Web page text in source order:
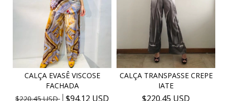
CALÇA EVASÊ VISCOSE
FACHADA
$220.45 USD $94.12 USD
CALÇA TRANSPASSE CREPE
IATE
$220.45 USD